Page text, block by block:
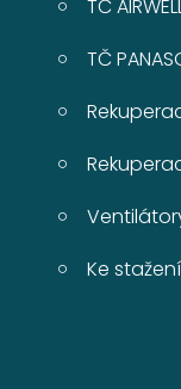
TČ
TČ
Ke stažení